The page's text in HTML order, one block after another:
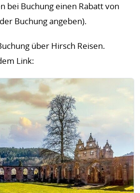
bei Buchung einen Rabatt von
Buchung angeben).
über Hirsch Reisen.
Link: